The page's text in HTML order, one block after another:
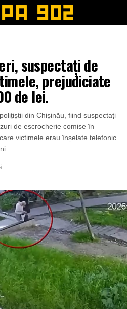
suspectați de
prejudiciate
de lei.
din Chișinău, fiind suspectați
de escrocherie comise în
victimele erau înșelate telefonic